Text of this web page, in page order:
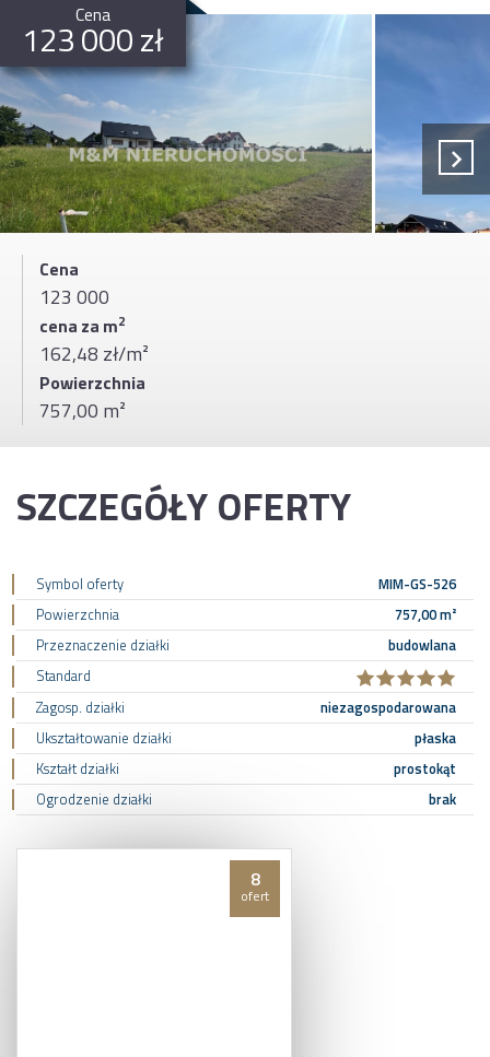
Cena
123 000 zł
Cena
123 000
cena za m2
162,48 zł/m²
Powierzchnia
757,00 m²
SZCZEGÓŁY OFERTY
Symbol oferty
MIM-GS-526
Powierzchnia
757,00 m²
Przeznaczenie działki
budowlana
Standard
Zagosp. działki
niezagospodarowana
Ukształtowanie działki
płaska
Kształt działki
prostokąt
Ogrodzenie działki
brak
8
ofert